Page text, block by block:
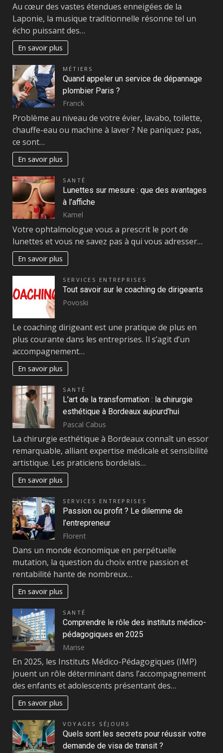
Au cœur des vastes étendues enneigées de la
Laponie, la musique traditionnelle résonne tel un
écho puissant des…
En savoir plus
MÉTIERS
Quand appeler un service de dépannage
plombier Paris ?
Franck
Problème au niveau de votre évier, lavabo, toilette,
chauffe-eau ou machine à laver ? Ne paniquez pas,
ce sont…
En savoir plus
SANTÉ
Lunettes sur mesure : que des avantages
à l’affiche
Kamel
Votre ophtalmologue vous a prescrit le port de
lunettes et vous ne savez pas à qui vous adresser…
En savoir plus
SERVICES ENTREPRISES
Tout savoir sur le coaching de dirigeants
Povoski
Le coaching dirigeant est une pratique de plus en
plus courante dans les entreprises. Il s’agit d’un
accompagnement…
En savoir plus
SANTÉ
L’art de la transformation : la chirurgie
esthétique à Bordeaux aujourd’hui
Pascal Cabus
La chirurgie esthétique à Bordeaux connaît un essor
remarquable, alliant expertise médicale et sensibilité
artistique. Les praticiens bordelais…
En savoir plus
SERVICES ENTREPRISES
Passion ou profit ? Le dilemme de
l’entrepreneur
Florent
Dans un monde économique en perpétuelle
mutation, la question du choix entre passion et
rentabilité hante de nombreux…
En savoir plus
SANTÉ
Comprendre le rôle des instituts médico-
pédagogiques en 2025
Marise
En 2025, les Instituts Médico-Pédagogiques (IMP)
jouent un rôle déterminant dans l’accompagnement
des enfants et adolescents présentant des…
En savoir plus
VOYAGES SÉJOURS
Quels sont les secrets pour réussir votre
demande de visa de transit ?